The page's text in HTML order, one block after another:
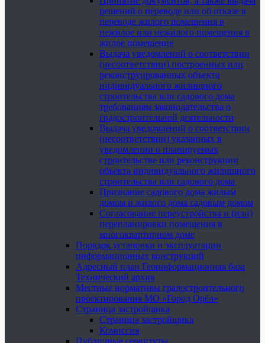
решений о переводе или об отказе в
переводе жилого помещения в
нежилое или нежилого помещения в
жилое помещение
Выдача уведомлений о соответствии
(несоответствии) построенных или
реконструированных объекта
индивидуального жилищного
строительства или садового дома
требованиям законодательства о
градостроительной деятельности
Выдача уведомлений о соответствии
(несоответствии) указанных в
уведомлении о планируемых
строительстве или реконструкции
объекта индивидуального жилищного
строительства или садового дома
Признание садового дома жилым
домом и жилого дома садовым домом
Согласование переустройства и (или)
перепланировки помещения в
многоквартирном доме
Порядок установки и эксплуатации
информационных конструкций
Адресный план Геоинформационная база
Технический архив
Местные нормативы градостроительного
проектирования МО «Город Орёл»
Страница застройщика
Страница застройщика
Комиссия
Публичные сервитуты